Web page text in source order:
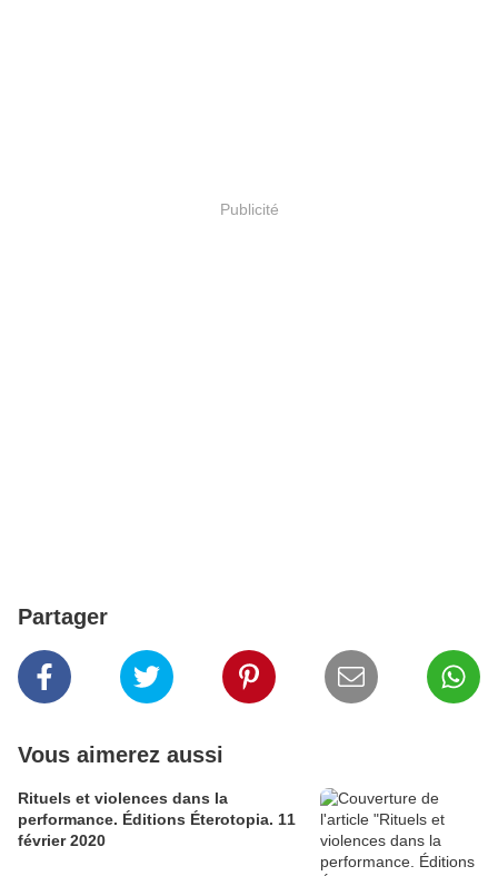
Publicité
Partager
Vous aimerez aussi
Rituels et violences dans la
performance. Éditions Éterotopia. 11
février 2020